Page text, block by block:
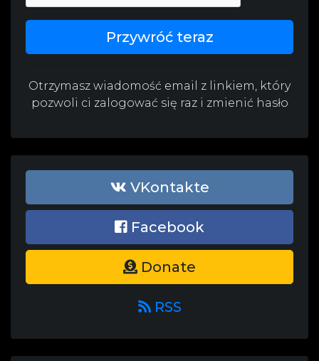
Przywróć teraz
Otrzymasz wiadomość email z linkiem, który
pozwoli ci zalogować się raz i zmienić hasło
VKontakte
Facebook
Donate
RSS